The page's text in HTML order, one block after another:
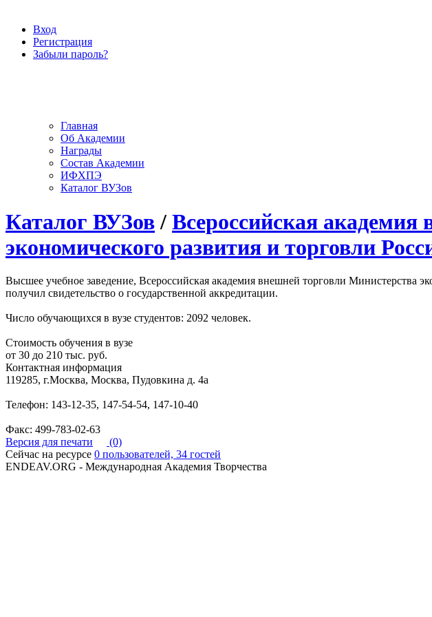
Вход
Регистрация
Забыли пароль?
Главная
Об Академии
Награды
Состав Академии
ИФХПЭ
Каталог ВУЗов
Каталог ВУЗов / Всероссийская
экономического развития и торговли
Высшее учебное заведение, Всероссийская академия внешней торговли Министерства
получил свидетельство о государственной аккредитации.
Число обучающихся в вузе студентов: 2092 человек.
Стоимость обучения в вузе
от 30 до 210 тыс. руб.
Контактная информация
119285, г.Москва, Москва, Пудовкина д. 4а
Телефон: 143-12-35, 147-54-54, 147-10-40
Факс: 499-783-02-63
Версия для печати
(0)
Сейчас на ресурсе 0 пользователей, 34 гостей
ENDEAV.ORG - Международная Академия Творчества